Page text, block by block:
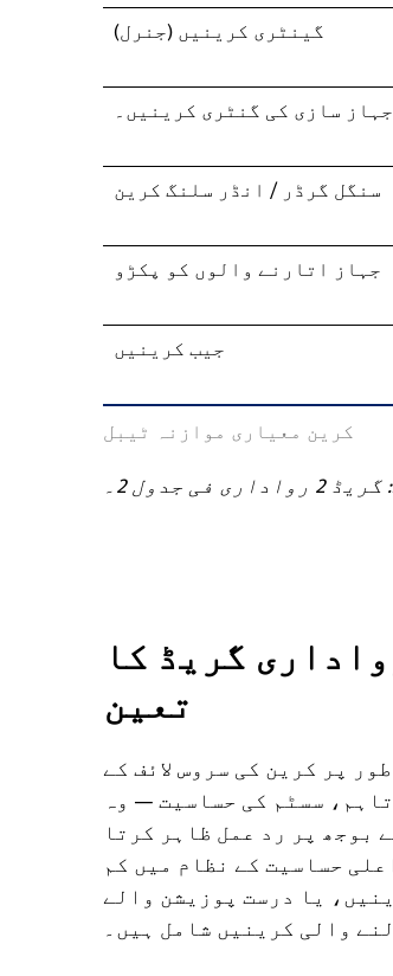
گینٹری کرینیں (جنرل)
جہاز سازی کی گنٹری کرینیں۔
سنگل گرڈر / انڈر سلنگ کرین
جہاز اتارنے والوں کو پکڑو
جیب کرینیں
کرین معیاری موازنہ ٹیبل
جدول 2۔
گریڈ کا
تعین
پر کرین کی سروس لائف کے
سسٹم کی حساسیت — وہ
بوجھ پر رد عمل ظاہر کرتا
حساسیت کے نظام میں کم
یا درست پوزیشن والے
والی کرینیں شامل ہیں۔